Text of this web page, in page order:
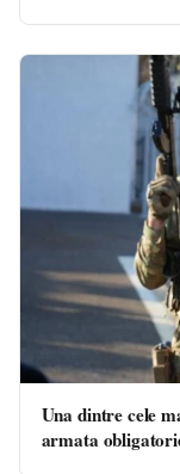
Una dintre cele
armata